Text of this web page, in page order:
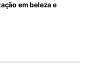
em beleza e